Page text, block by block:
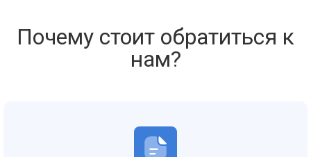
Почему стоит обратиться к
нам?